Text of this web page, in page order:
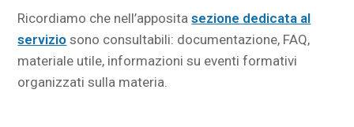
Ricordiamo che nell’appositasezione dedicata al
servizio sono consultabili: documentazione, FAQ,
materiale utile, informazioni su eventi formativi
organizzati sulla materia.